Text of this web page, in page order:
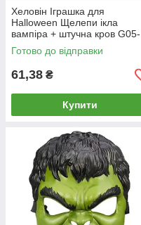
Хеловін Іграшка для
Halloween Щелепи ікла
вампіра + штучна кров G05-
BT/HL3/HL200/23-155/24-456
Готово до відправки
61,38 ₴
Купити